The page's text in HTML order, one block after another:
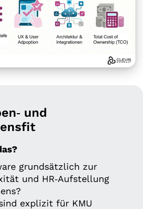
und
grundsätzlich zur
und HR‑Aufstellung
explizit für KMU